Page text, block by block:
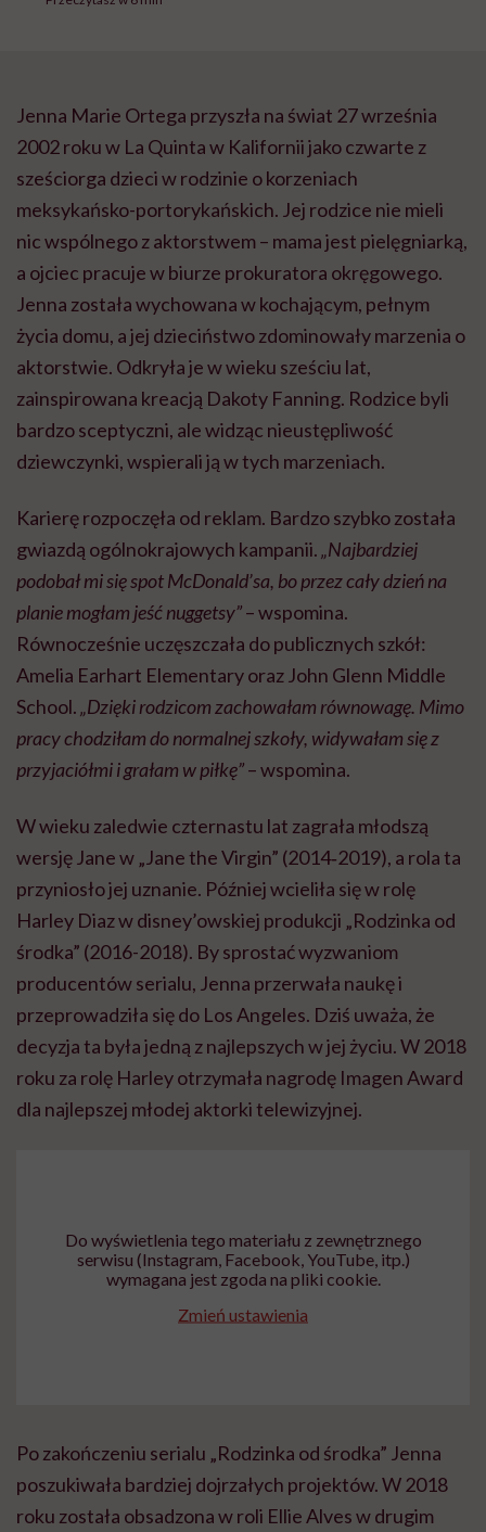
zainspirowana kreacją Dakoty Fanning. Rodzice byli
bardzo sceptyczni, ale widząc nieustępliwość
dziewczynki, wspierali ją w tych marzeniach.
Karierę rozpoczęła od reklam. Bardzo szybko została
gwiazdą ogólnokrajowych kampanii.„Najbardziej
podobał mi się spot McDonald’sa, bo przez cały dzień na
planie mogłam jeść nuggetsy”– wspomina.
Równocześnie uczęszczała do publicznych szkół:
Amelia Earhart Elementary oraz John Glenn Middle
School.„Dzięki rodzicom zachowałam równowagę. Mimo
pracy chodziłam do normalnej szkoły, widywałam się z
W wieku zaledwie czternastu lat zagrała młodszą
wersję Jane w „Jane the Virgin” (2014‑2019), a rola ta
przyniosło jej uznanie. Później wcieliła się w rolę
Harley Diaz w disney’owskiej produkcji „Rodzinka od
środka” (2016-2018). By sprostać wyzwaniom
producentów serialu, Jenna przerwała naukę i
przeprowadziła się do Los Angeles. Dziś uważa, że
decyzja ta była jedną z najlepszych w jej życiu. W 2018
dla najlepszej młodej aktorki telewizyjnej.
Do wyświetlenia tego materiału z zewnętrznego
serwisu (Instagram, Facebook, YouTube, itp.)
wymagana jest zgoda na pliki cookie.
Zmień ustawienia
roku została obsadzona w roli Ellie Alves w drugim
sezonie serialu „Ty”, w 2021 roku w „Następstwach”
zagrała licealistkę zmagającą się z
Została okrzyknięta „nową królową horroru” po tym,
jak brawurowo zagrała w filmie „Opiekunka: